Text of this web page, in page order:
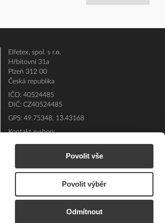
Povolit vše
Povolit výběr
Odmítnout
Elfetex, spol. s r.o.
Hřbitovní 31a
Plzeň 312 00
Česká republika
IČO: 40524485
DIČ: CZ40524485
GPS: 49.75348, 13.43168
Kontakt e-shop:
377 432 365
Technická podpora: 377 432 311
eshop@elfetex.cz